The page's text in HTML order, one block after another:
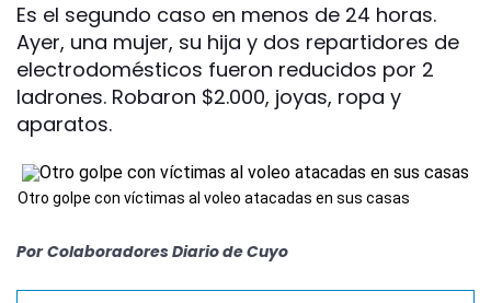
Es el segundo caso en menos de 24 horas.
Ayer, una mujer, su hija y dos repartidores de
electrodomésticos fueron reducidos por 2
ladrones. Robaron $2.000, joyas, ropa y
aparatos.
Otro golpe con víctimas al voleo atacadas en sus casas
Por Colaboradores Diario de Cuyo